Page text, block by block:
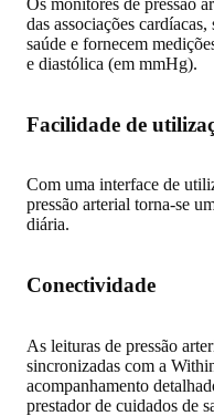
das associações
saúde e fornecem
e diastólica (em mmHg).
Facilidade de
Com uma interface de
pressão arterial torna-se
diária.
Conectividade
As leituras de pressão
sincronizadas com a
acompanhamento
prestador de cuidados de